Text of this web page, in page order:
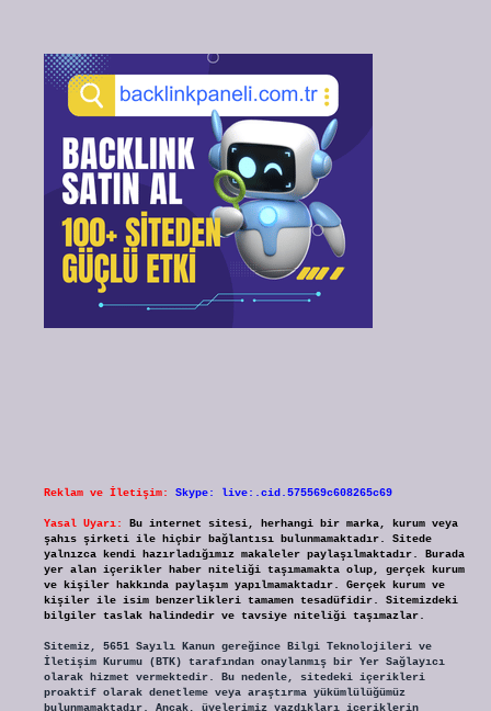
Reklam ve İletişim: Skype: live:.cid.575569c608265c69
Yasal Uyarı:
Bu internet sitesi, herhangi bir marka, kurum veya
şahıs şirketi ile hiçbir bağlantısı bulunmamaktadır. Sitede
yalnızca kendi hazırladığımız makaleler paylaşılmaktadır. Burada
yer alan içerikler haber niteliği taşımamakta olup, gerçek kurum
ve kişiler hakkında paylaşım yapılmamaktadır. Gerçek kurum ve
kişiler ile isim benzerlikleri tamamen tesadüfidir. Sitemizdeki
bilgiler taslak halindedir ve tavsiye niteliği taşımazlar.
Sitemiz, 5651 Sayılı Kanun gereğince Bilgi Teknolojileri ve
İletişim Kurumu (BTK) tarafından onaylanmış bir Yer Sağlayıcı
olarak hizmet vermektedir. Bu nedenle, sitedeki içerikleri
proaktif olarak denetleme veya araştırma yükümlülüğümüz